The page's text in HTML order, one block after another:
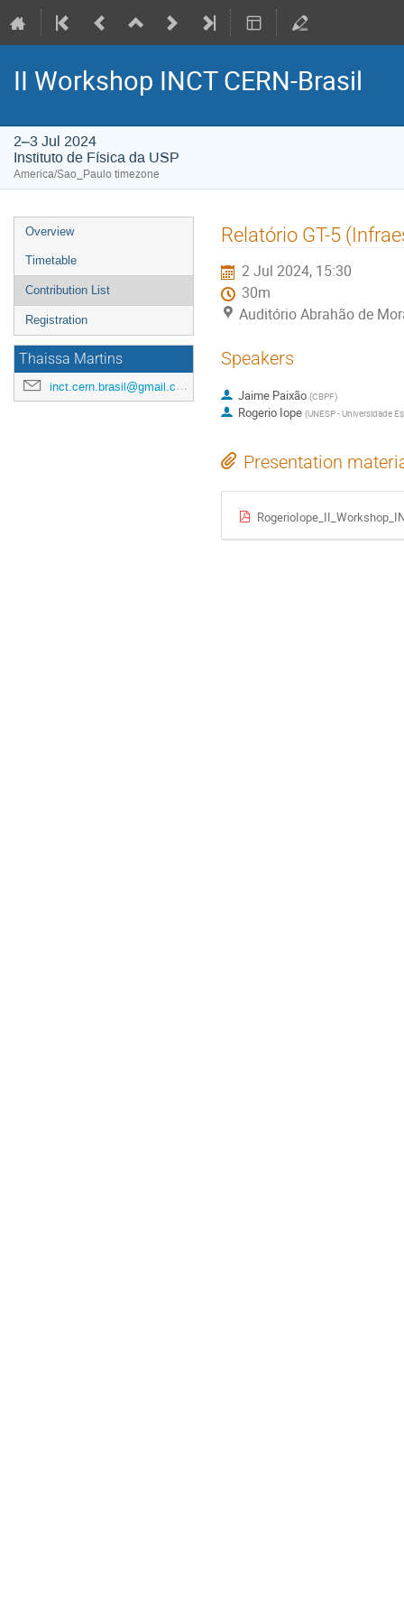
II Workshop INCT CERN-Brasil
2–3 Jul 2024
Instituto de Física da USP
America/Sao_Paulo timezone
Event
menu
Overview
Timetable
Contribution List
Registration
Thaissa Martins
inct.cern.brasil@gmail.com
Relatório GT-5
2 Jul 2024, 15:30
30m
Auditório Abrahão de
Speakers
Jaime Paixão (CBPF)
Rogerio Iope (UNESP - Universidade
Presentation